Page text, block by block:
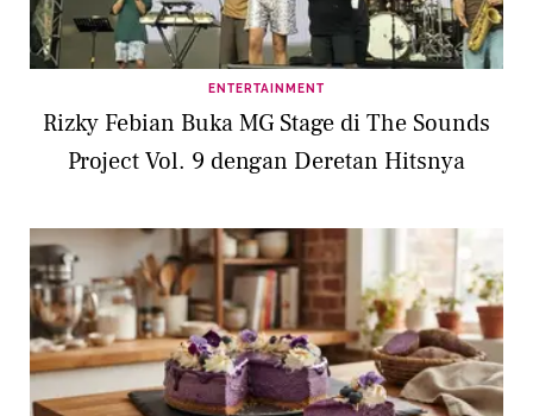
ENTERTAINMENT
Rizky Febian Buka MG Stage di The Sounds
Project Vol. 9 dengan Deretan Hitsnya